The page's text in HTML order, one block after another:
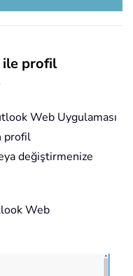
ile profil
Web Uygulaması
profil
değiştirmenize
Web